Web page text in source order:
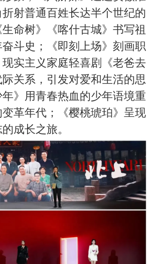
射普通百姓长达半个世纪的
命树》《喀什古城》书写祖
斗史；《即刻上场》刻画职
实主义家庭轻喜剧《老爸去
关系，引发对爱和生活的思
》用青春热血的少年语境重
革年代；《樱桃琥珀》呈现
成长之旅。